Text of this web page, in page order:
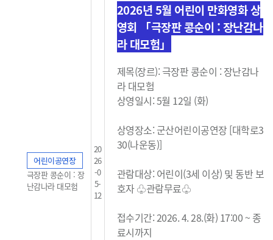
어린이공연장
극장판 콩순이 : 장
난감나라 대모험
20
26
-0
5-
12
2026년 5월 어린이 만화영화 상
영회 「극장판 콩순이 : 장난감나
라 대모험」
제목(장르): 극장판 콩순이 : 장난감나
라 대모험
상영일시: 5월 12일 (화)
상영장소: 군산어린이공연장 [대학로3
30(나운동)]
관람대상: 어린이(3세 이상) 및 동반 보
호자 ♧관람무료♧
접수기간: 2026. 4. 28.(화) 17:00 ~ 종
료시까지